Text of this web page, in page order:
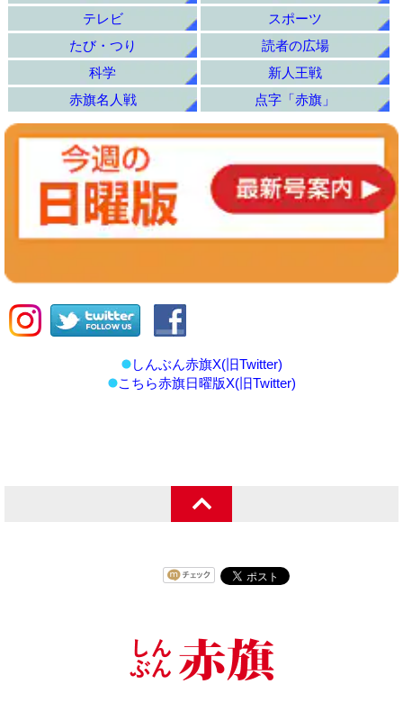
テレビ
スポーツ
たび・つり
読者の広場
科学
新人王戦
赤旗名人戦
点字「赤旗」
しんぶん赤旗X(旧Twitter)
こちら赤旗日曜版X(旧Twitter)